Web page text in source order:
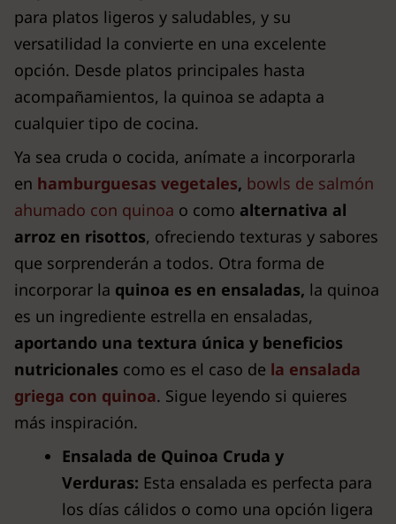
para platos ligeros y saludables, y su
versatilidad la convierte en una excelente
opción. Desde platos principales hasta
acompañamientos, la quinoa se adapta a
cualquier tipo de cocina.
Ya sea cruda o cocida, anímate a incorporarla
en hamburguesas vegetales, bowls de salmón
ahumado con quinoa o como alternativa al
arroz en risottos, ofreciendo texturas y sabores
que sorprenderán a todos. Otra forma de
incorporar la quinoa es en ensaladas, la quinoa
es un ingrediente estrella en ensaladas,
aportando una textura única y beneficios
nutricionales como es el caso de la ensalada
griega con quinoa. Sigue leyendo si quieres
más inspiración.
Ensalada de Quinoa Cruda y
Verduras: Esta ensalada es perfecta para
los días cálidos o como una opción ligera